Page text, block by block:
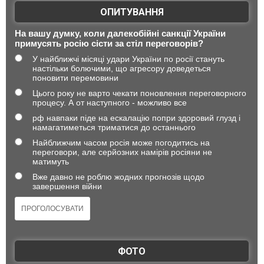
ОПИТУВАННЯ
На вашу думку, коли далекобійні санкції України
примусять росію сісти за стіл переговорів?
У найближчі місяці удари України по росії стануть
настільки болючими, що агресору доведеться
поновити перемовини
Цього року не варто чекати поновлення переговорного
процесу. А от наступного - можливо все
рф навпаки піде на ескалацію попри здоровий глузд і
намагатиметься триматися до останнього
Найближчим часом росія може погодитись на
переговори, але серйозних намірів росіяни не
матимуть
Вже давно не роблю жодних прогнозів щодо
завершення війни
ФОТО